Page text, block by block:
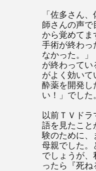
「佐多さん
師さんの声で
から覚めてま
手術が終わっ
なかった。」
が終わってい
がよく効いて
酔薬を開発し
い！」でした
以前ＴＶドラ
語を見たこと
験のために、
母親でした。
でしょうが、
ったら『死ね